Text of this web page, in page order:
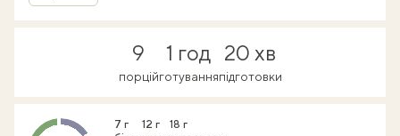
9
порцій
1 год
готування
20 хв
підготовки
7 г
12 г
18 г